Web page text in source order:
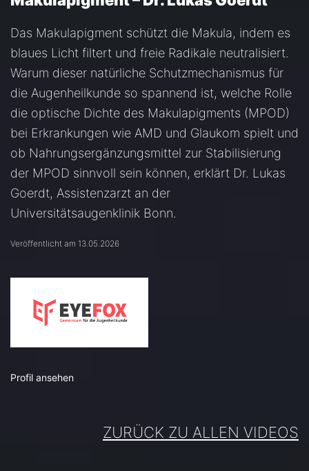
Das Makulapigment schützt die Makula, indem es
blaues Licht filtert und freie Radikale neutralisiert.
Warum dieser natürliche Schutzmechanismus für
die Augenheilkunde so spannend ist, welche Rolle
die optische Dichte des Makulapigments (MPOD)
bei Erkrankungen wie AMD und Glaukom spielt und
ob Nahrungsergänzungsmittel zur Stabilisierung
der MPOD sinnvoll sein können, erklärt Dr. Lukas
Goerdt, Assistenzarzt an der
Universitätsaugenklinik Bonn.
Veröffentlicht am 13.05.2026
Profil ansehen
ZURÜCK ZU ALLEN VIDEOS